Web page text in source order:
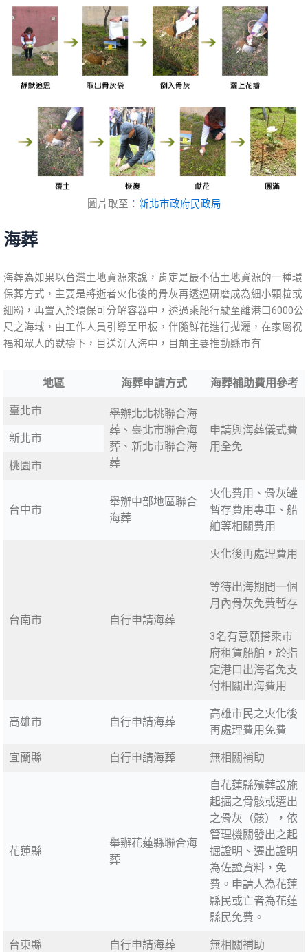
圖片取至： 新北市政府民政局
海葬
海葬為如果以台灣土地資源來說，肯定是最不佔土地資源的一種環
保葬方式，主要是將逝者火化後的骨灰再透過研磨成為細小顆粒或
細粉，再置入於環保可分解容器中，透過乘船行駛至離港口6000公
尺之海域，由工作人員引導至甲板，伴隨鮮花進行拋灑，在家屬祝
福和眾人的默禱下，目送沉入海中，目前主要推動縣市有
地區 海葬申請方式 海葬補助費用參考
臺北市
舉辦北北桃聯合海
葬、臺北市聯合海
葬、新北市聯合海
葬
申請與海葬儀式費
用全免
新北市
桃園市
台中市
舉辦中部地區聯合
海葬
火化費用、骨灰罐
暫存費用專車、船
舶等相關費用
台南市 自行申請海葬
火化後再處理費用
等待出海期間一個
月內骨灰免費暫存
3名有意願搭乘市
府租賃船舶，於指
定港口出海者免支
付相關出海費用
高雄市 自行申請海葬
高雄市民之火化後
再處理費用免費
宜蘭縣 自行申請海葬 無相關補助
花蓮縣
舉辦花蓮縣聯合海
葬
自花蓮縣殯葬設施
起掘之骨骸或遷出
之骨灰（骸），依
管理機關發出之起
掘證明、遷出證明
為佐證資料，免
費。申請人為花蓮
縣民或亡者為花蓮
縣民免費。
台東縣 自行申請海葬 無相關補助